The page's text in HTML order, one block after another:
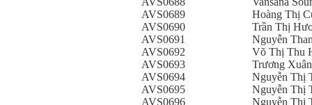
AVS0689
Hoàng Thị
AVS0690
Trần Thị
AVS0691
Nguyễn
AVS0692
Võ Thị Thu
AVS0693
Trương
AVS0694
Nguyễn Thị
AVS0695
Nguyễn Thị
AVS0696
Nguyễn Thị